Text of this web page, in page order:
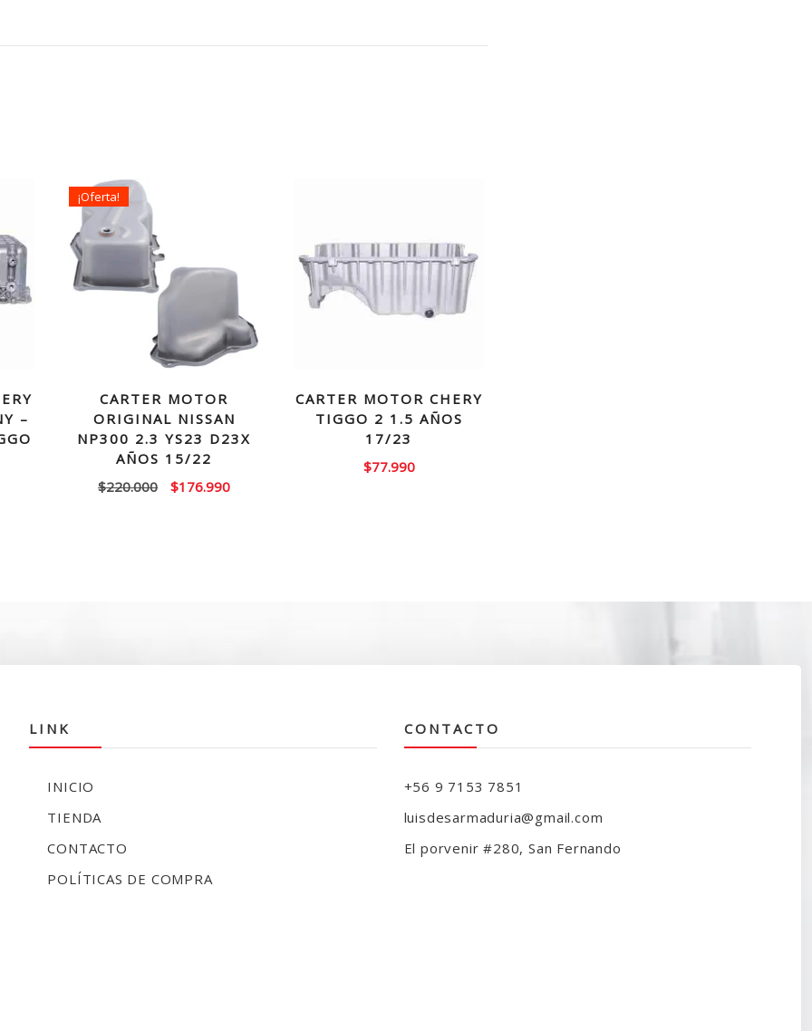
–
¡Oferta!
CARTER MOTOR
ORIGINAL NISSAN
NP300 2.3 YS23 D23X
AÑOS 15/22
$220.000
El
$176.990El
CARTER MOTOR CHERY
TIGGO 2 1.5 AÑOS
17/23
$77.990
LINK
INICIO
TIENDA
CONTACTO
POLÍTICAS DE COMPRA
CONTACTO
+56 9 7153 7851
luisdesarmaduria@gmail.com
El porvenir #280, San Fernando